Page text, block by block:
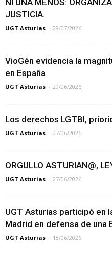
JUSTICIA.
UGT Asturias - 28/07/2026
VioGén evidencia la
en España
UGT Asturias - 29/06/2026
Los derechos LGTBI,
UGT Asturias - 27/06/2026
ORGULLO ASTURIAN@,
UGT Asturias - 27/06/2026
UGT Asturias participó en
Madrid en defensa de una
UGT Asturias - 18/06/2026